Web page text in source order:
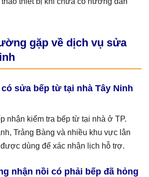
gặp về dịch vụ sửa
sửa bếp từ tại nhà Tây Ninh
nhận kiểm tra bếp từ tại nhà ở TP.
Trảng Bàng và nhiều khu vực lân
dùng để xác nhận lịch hỗ trợ.
nhận nồi có phải bếp đã hỏng